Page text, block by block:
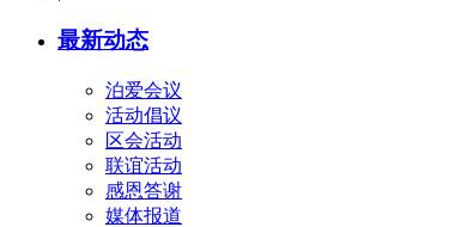
最新动态
泊爱会议
活动倡议
区会活动
联谊活动
感恩答谢
媒体报道